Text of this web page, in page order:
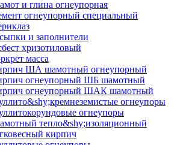
и глина огнеупорная
огнеупорный специальный
и заполнители
хризотиловый
масса
ША шамотный огнеупорный
огнеупорный ШБ шамотный
огнеупорный ШАК шамотный
огнеупоры
огнеупоры
тепло&shy;изоляционный
кирпич